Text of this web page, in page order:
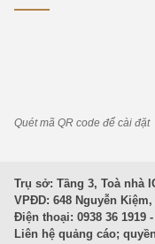
Quét mã QR code để cài đặt
Trụ sở: Tầng 3, Toà nhà
VPĐD: 648 Nguyễn
Điện thoại: 0938 36 1919
Liên hệ quảng cáo;